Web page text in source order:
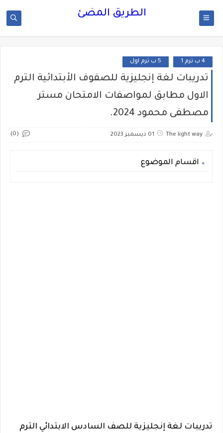
الطريق المضئ
4 ب ترم 1 5 ب ترم اول
تدريبات لغة إنجليزية للصفوف الأبتدائية الترم
الاول مطابق لمواصفات الامتحان مستر
مصطفى محمود 2024.
The light way 01 ديسمبر 2023 (0)
اقسام الموضوع
تدريبات لغة إنجليزية للصف السادس الابتدائي الترم